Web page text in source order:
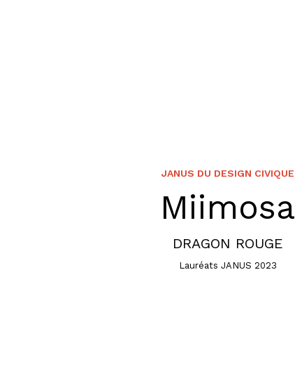
JANUS DU DESIGN CIVIQUE
Miimosa
DRAGON ROUGE
Lauréats JANUS 2023